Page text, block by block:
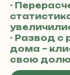
-
- Развод с
дома –
свою